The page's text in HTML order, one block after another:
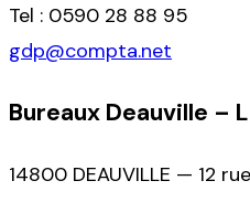
Tel : 0590 28 88 95
gdp@compta.net
Bureaux Deauville –
14800 DEAUVILLE — 12